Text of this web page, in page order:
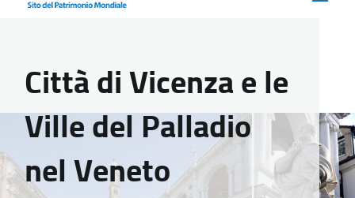
Città di Vicenza e le
Ville del Palladio
nel Veneto